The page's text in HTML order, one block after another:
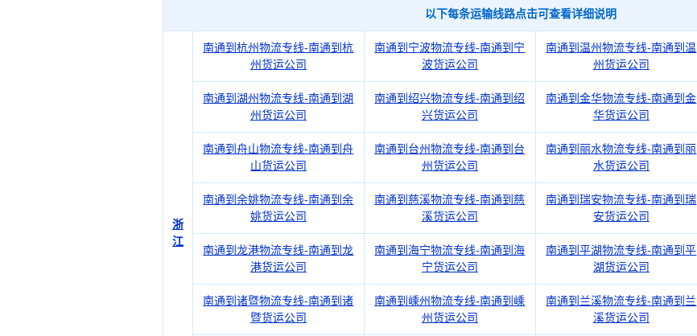
以下每条运输线路点击可查看详细说明
浙
江
南通到杭州物流专线-南通到杭
州货运公司
南通到宁波物流专线-南通到宁
波货运公司
南通到温州物流专线-南通到温
州货运公司
南通到湖州物流专线-南通到湖
州货运公司
南通到绍兴物流专线-南通到绍
兴货运公司
南通到金华物流专线-南通到金
华货运公司
南通到舟山物流专线-南通到舟
山货运公司
南通到台州物流专线-南通到台
州货运公司
南通到丽水物流专线-南通到丽
水货运公司
南通到余姚物流专线-南通到余
姚货运公司
南通到慈溪物流专线-南通到慈
溪货运公司
南通到瑞安物流专线-南通到瑞
安货运公司
南通到龙港物流专线-南通到龙
港货运公司
南通到海宁物流专线-南通到海
宁货运公司
南通到平湖物流专线-南通到平
湖货运公司
南通到诸暨物流专线-南通到诸
暨货运公司
南通到嵊州物流专线-南通到嵊
州货运公司
南通到兰溪物流专线-南通到兰
溪货运公司